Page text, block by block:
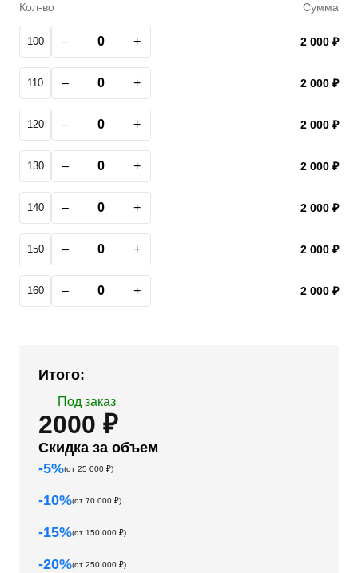
Кол-во Сумма
100 – + 2 000 ₽
110 – + 2 000 ₽
120 – + 2 000 ₽
130 – + 2 000 ₽
140 – + 2 000 ₽
150 – + 2 000 ₽
160 – + 2 000 ₽
Итого:
Под заказ
2000 ₽
Скидка за объем
-5%(от 25 000 ₽)
-10%(от 70 000 ₽)
-15%(от 150 000 ₽)
-20%(от 250 000 ₽)